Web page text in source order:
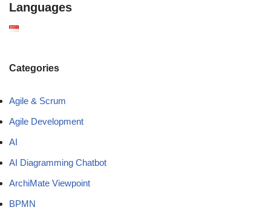
Languages
Categories
Agile & Scrum
Agile Development
AI
AI Diagramming Chatbot
ArchiMate Viewpoint
BPMN